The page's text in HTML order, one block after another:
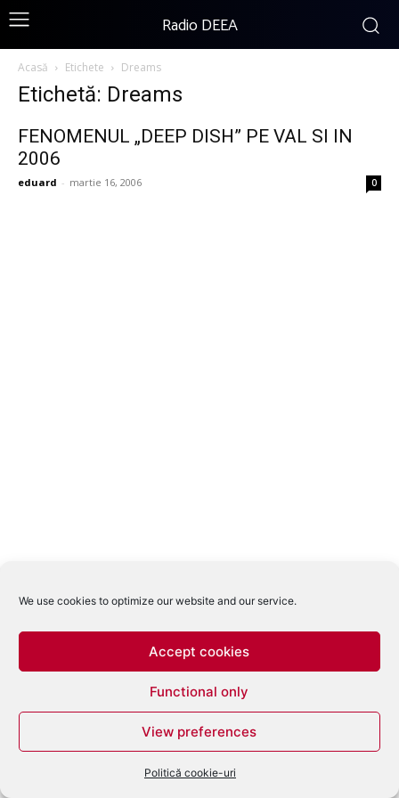
We use cookies to optimize our website and our service.
Accept cookies
Functional only
View preferences
Politică cookie-uri
Radio DEEA
Acasă Etichete Dreams
Etichetă: Dreams
FENOMENUL „DEEP DISH” PE VAL SI IN
2006
eduard - martie 16, 2006 0